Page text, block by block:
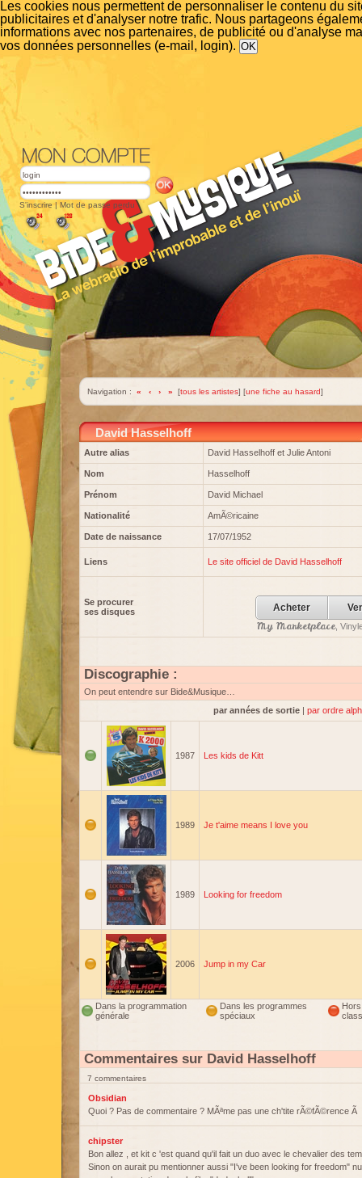
Les cookies nous permettent de personnaliser le contenu du
publicitaires et d'analyser notre trafic. Nous partageons
informations avec nos partenaires, de publicité ou d'analyse
vos données personnelles (e-mail, login).
S'inscrire | Mot de passe perdu
Navigation : « ‹ › » [tous les artistes] [une fiche au hasard]
David Hasselhoff
Autre alias David Hasselhoff et Julie Antoni
Nom Hasselhoff
Prénom David Michael
Nationalité AmÃ©ricaine
Date de naissance 17/07/1952
Liens Le site officiel de David Hasselhoff
Se procurer
ses disques
Acheter
My Marketplace,
Discographie :
On peut entendre sur Bide&Musique…
par années de sortie | par ordre
1987 Les kids de Kitt
1989 Je t'aime means I love you
1989 Looking for freedom
2006 Jump in my Car
Dans la programmation
générale
Dans les programmes
spéciaux
Hors
Commentaires sur David Hasselhoff
7 commentaires
Obsidian
Quoi ? Pas de commentaire ? MÃªme pas une ch'tite rÃ©fÃ©rence Ã
chipster
Bon allez , et kit c 'est quand qu'il fait un duo avec le chevalier des
Sinon on aurait pu mentionner aussi "I've been looking for freedom"